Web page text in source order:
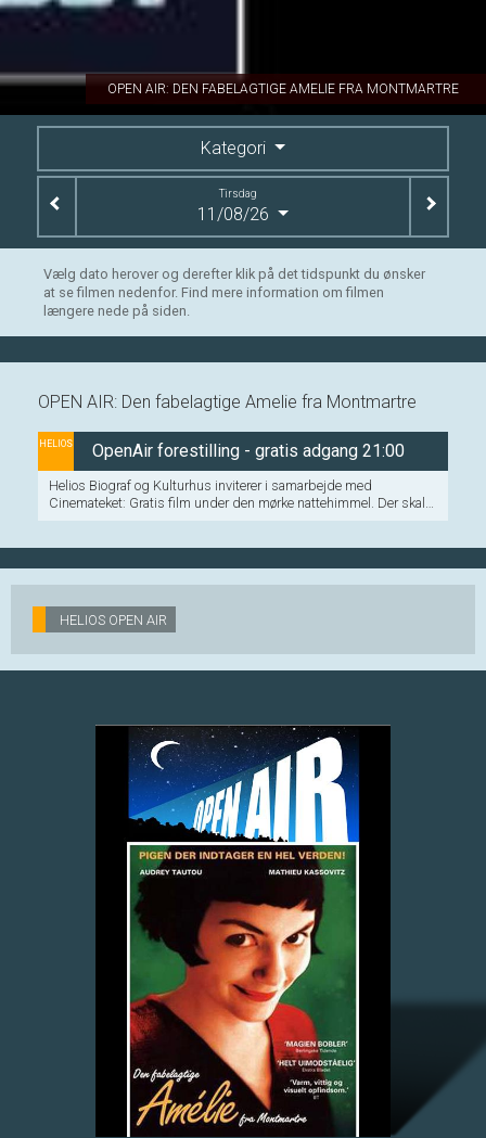
OPEN AIR: DEN FABELAGTIGE AMELIE FRA MONTMARTRE
Kategori
Tirsdag
11/08/26
Vælg dato herover og derefter klik på det tidspunkt du ønsker
at se filmen nedenfor. Find mere information om filmen
længere nede på siden.
OPEN AIR: Den fabelagtige Amelie fra Montmartre
HELIOS OpenAir forestilling - gratis adgang 21:00
Helios Biograf og Kulturhus inviterer i samarbejde med
Cinemateket: Gratis film under den mørke nattehimmel. Der skal
HELIOS OPEN AIR